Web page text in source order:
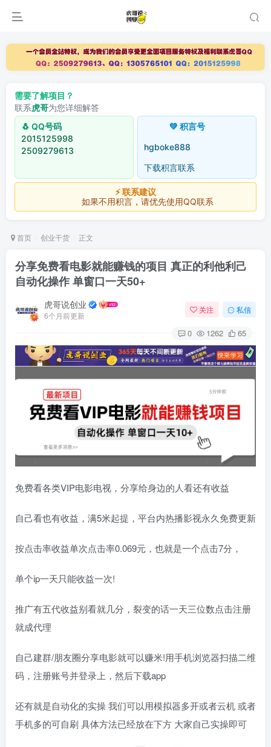
需要了解项目？
联系虎哥为您详细解答
🐧 QQ号码
2015125998
2509279613
💚 积言号
hgboke888
下载积言联系
⚡ 联系建议
如果不用积言，请优先使用QQ联系
首页 创业干货 正文
分享免费看电影就能赚钱的项目 真正的利他利己
自动化操作 单窗口一天50+
虎哥说创业
6个月前更新
关注 私信
0 1262 65
免费看各类VIP电影电视，分享给身边的人看还有收益
自己看也有收益，满5米起提，平台内热播影视永久免费更新
按点击率收益单次点击率0.069元，也就是一个点击7分，
单个ip一天只能收益一次!
推广有五代收益别看就几分，裂变的话一天三位数点击注册
就成代理
自己建群/朋友圈分享电影就可以赚米!用手机浏览器扫描二维
码，注册账号并登录上，然后下载app
还有就是自动化的实操 我们可以用模拟器多开或者云机 或者
手机多的可自刷 具体方法已经放在下方 大家自己实操即可